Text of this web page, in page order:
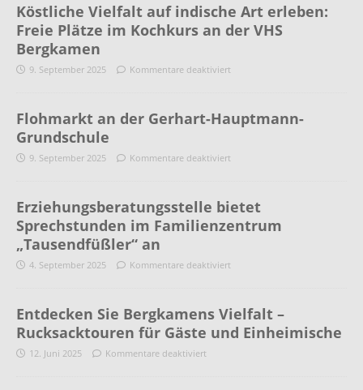
Köstliche Vielfalt auf indische Art erleben:
Freie Plätze im Kochkurs an der VHS
Bergkamen
9. September 2025 Kommentare deaktiviert
Flohmarkt an der Gerhart-Hauptmann-
Grundschule
9. September 2025 Kommentare deaktiviert
Erziehungsberatungsstelle bietet
Sprechstunden im Familienzentrum
„Tausendfüßler“ an
4. September 2025 Kommentare deaktiviert
Entdecken Sie Bergkamens Vielfalt –
Rucksacktouren für Gäste und Einheimische
12. Juni 2025 Kommentare deaktiviert